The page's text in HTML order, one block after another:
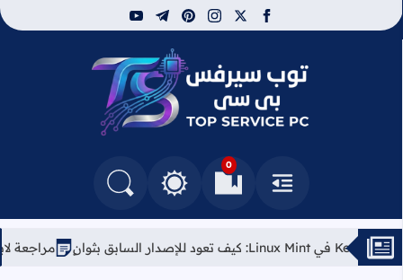
facebook
x
instagram
pinterest
telegram
youtube
توب سيرفس
القائمة
0
العلامات المرجعيةالتغيير بين الوضع النهاري والداكن
البحث في المدونة
مراجعة لابتوب Kubuntu Focus Air (الجيل الأول): الخيار الأمثل لعشاق لينكس